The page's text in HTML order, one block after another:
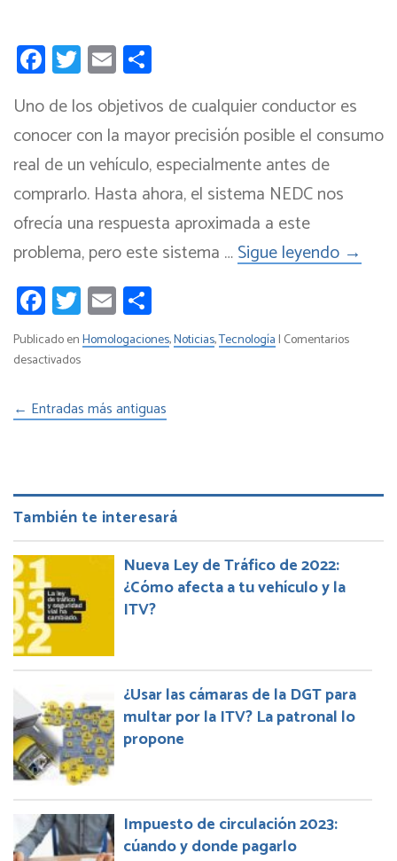
Facebook
Twitter
Email
Uno de los objetivos de cualquier conductor es
conocer con la mayor precisión posible el consumo
real de un vehículo, especialmente antes de
comprarlo. Hasta ahora, el sistema NEDC nos
ofrecía una respuesta aproximada a este
problema, pero este sistema …Sigue leyendo →
Facebook
Twitter
Email
Publicado enHomologaciones,Noticias,Tecnología | Comentarios
desactivadosen
Qué
es
que
necesitas
saber
← Entradas más antiguas
También te interesará
Nueva Ley de Tráfico de 2022:
¿Cómo afecta a tu vehículo y la
ITV?
¿Usar las cámaras de la DGT para
multar por la ITV? La patronal lo
propone
Impuesto de circulación 2023:
cúando y donde pagarlo